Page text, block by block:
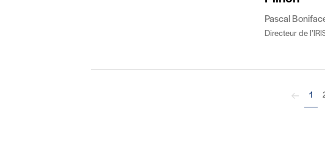
Pascal
Directeur de
1